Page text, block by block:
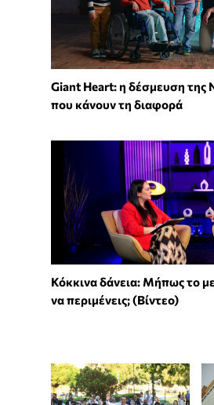
Giant Heart: η δέσμευση της
που κάνουν τη διαφορά
Κόκκινα δάνεια: Μήπως το
να περιμένεις; (Βίντεο)